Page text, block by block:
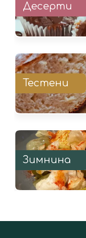
Десерти
Тестени
Зимнина